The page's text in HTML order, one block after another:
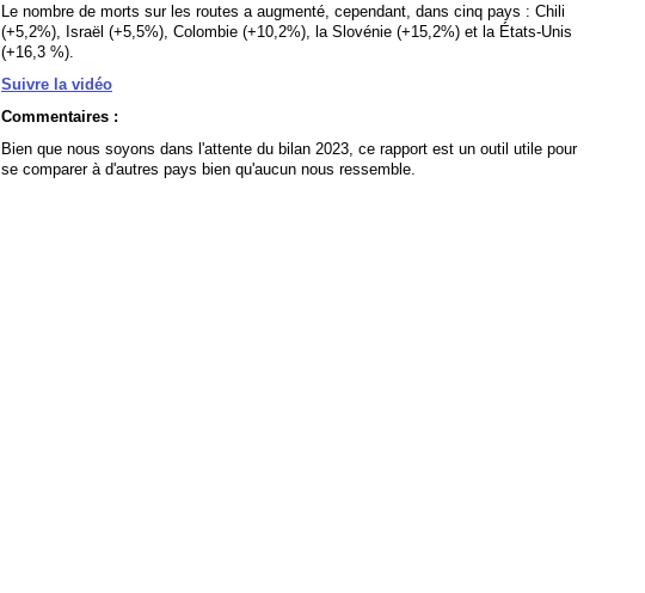
Le nombre de morts sur les routes a augmenté, cependant, dans cinq pays : Chili
(+5,2%), Israël (+5,5%), Colombie (+10,2%), la Slovénie (+15,2%) et la États-Unis
(+16,3 %).
Suivre la vidéo
Commentaires :
Bien que nous soyons dans l'attente du bilan 2023, ce rapport est un outil utile pour
se comparer à d'autres pays bien qu'aucun nous ressemble.